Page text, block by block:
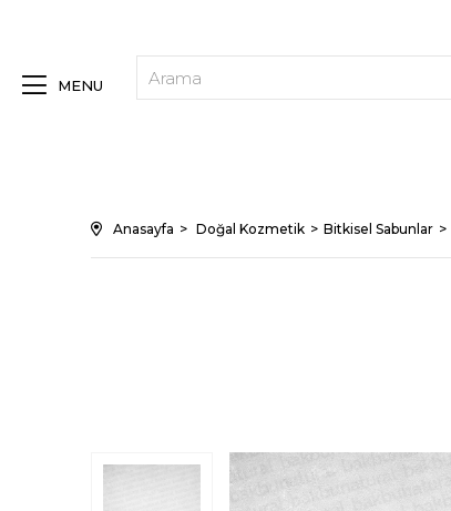
MENU
Anasayfa Doğal Kozmetik Bitkisel Sabunlar